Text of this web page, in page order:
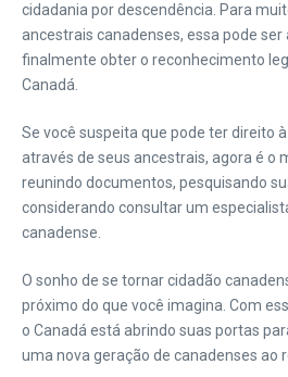
cidadania por descendência. Para
ancestrais canadenses, essa pode ser
finalmente obter o reconhecimento
Canadá.
Se você suspeita que pode ter direito
através de seus ancestrais, agora é o
reunindo documentos, pesquisando
considerando consultar um
canadense.
O sonho de se tornar cidadão
próximo do que você imagina. Com
o Canadá está abrindo suas portas
uma nova geração de canadenses ao